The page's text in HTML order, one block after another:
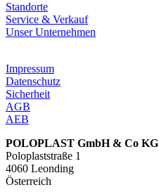
Standorte
Service & Verkauf
Unser Unternehmen
Impressum
Datenschutz
Sicherheit
AGB
AEB
POLOPLAST GmbH & Co KG
Poloplaststraße 1
4060 Leonding
Österreich